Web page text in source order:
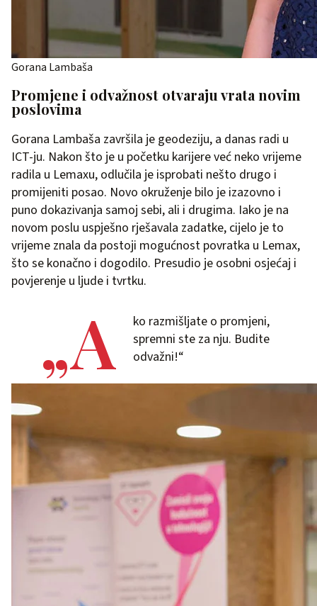
Gorana Lambaša
Promjene i odvažnost otvaraju vrata novim
poslovima
Gorana Lambaša završila je geodeziju, a danas radi u
ICT-ju. Nakon što je u početku karijere već neko vrijeme
radila u Lemaxu, odlučila je isprobati nešto drugo i
promijeniti posao. Novo okruženje bilo je izazovno i
puno dokazivanja samoj sebi, ali i drugima. Iako je na
novom poslu uspješno rješavala zadatke, cijelo je to
vrijeme znala da postoji mogućnost povratka u Lemax,
što se konačno i dogodilo. Presudio je osobni osjećaj i
povjerenje u ljude i tvrtku.
„A
ko razmišljate o promjeni,
spremni ste za nju. Budite
odvažni!“